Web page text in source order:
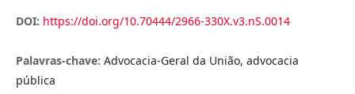
DOI: https://doi.org/10.70444/2966-330X.v3.nS.0014
Palavras-chave: Advocacia-Geral da União, advocacia
pública